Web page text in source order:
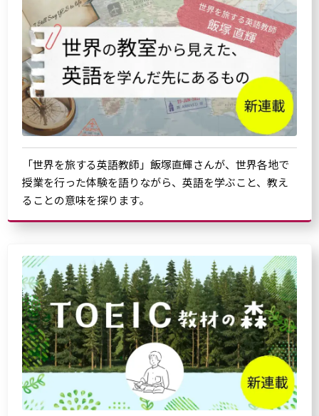
「世界を旅する英語教師」飯塚直輝さんが、世界各地で
授業を行った体験を語りながら、英語を学ぶこと、教え
ることの意味を探ります。